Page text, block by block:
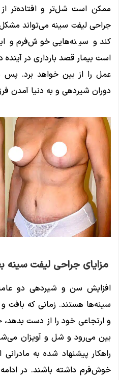
ممکن است شل‌تر و افتاده‌تر
جراحی لیفت سینه می‌تواند
کند و سینه‌هایی خوش‌فرم و
است بیمار قصد بارداری در
عمل را از بین خواهد برد. پس
دوران شیردهی و به دنیا آمدن
مزایای جراحی لیفت
افزایش سن و شیردهی دو
سینه‌ها هستند. زمانی که
و ارتجاعی خود را از دست
بین می‌رود و شل و آویزان
راهکار پیشنهاد شده به
خوش‌فرم داشته باشند. در